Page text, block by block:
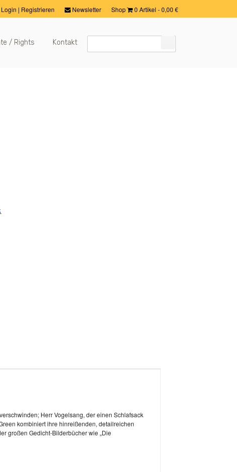
Shop 0 Artikel -0,00 €
Newsletter
Login | Registrieren
/ Rights Kontakt
Herr Vogelsang, der einen Schlafsack
kombiniert ihre hinreißenden, detailreichen
großen Gedicht-Bilderbücher wie „Die